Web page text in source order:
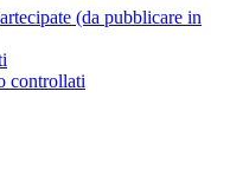
(da pubblicare in
controllati